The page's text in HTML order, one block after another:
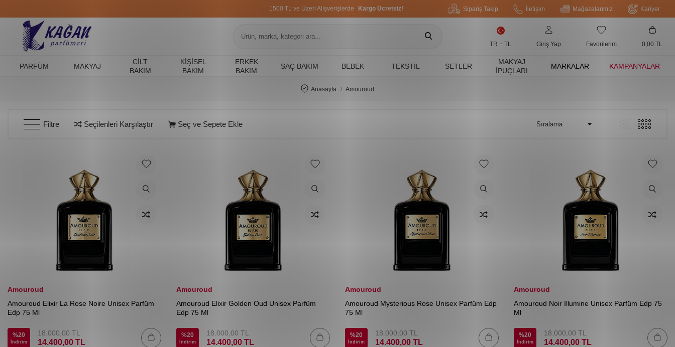
1500 TL ve Üzeri Alışverişlerde Kargo Ücretsiz! Sipariş Takip İletişim Mağazalarımız Kariyer
TR − TL Giriş Yap Favorilerim 0,00 TL
PARFÜM MAKYAJ
CILT
BAKIM
KIŞISEL
BAKIM
ERKEK
BAKIM
SAÇ BAKIM BEBEK TEKSTIL SETLER
MAKYAJ
İPUÇLARI
MARKALAR KAMPANYALAR
Anasayfa Amouroud
Filtre Seçilenleri Karşılaştır Seç ve Sepete Ekle
Amouroud
Amouroud Elixir La Rose Noire Unisex Parfüm
Edp 75 Ml
%20
İndirim
18.000,00 TL
14.400,00 TL
Amouroud
Amouroud Elixir Golden Oud Unisex Parfüm
Edp 75 Ml
%20
İndirim
18.000,00 TL
14.400,00 TL
Amouroud
Amouroud Mysterious Rose Unisex Parfüm Edp
75 Ml
%20
İndirim
18.000,00 TL
14.400,00 TL
Amouroud
Amouroud Noir Illumine Unisex Parfüm Edp 75
Ml
%20
İndirim
18.000,00 TL
14.400,00 TL